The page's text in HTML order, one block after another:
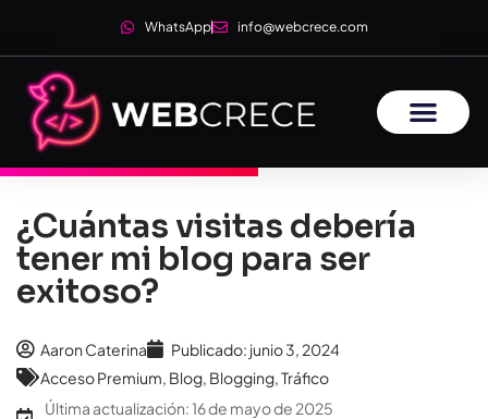
WhatsApp info@webcrece.com
¿Cuántas visitas debería
tener mi blog para ser
exitoso?
Aaron Caterina Publicado: junio 3, 2024
Acceso Premium, Blog, Blogging,Tráfico
Última actualización: 16 de mayo de 2025